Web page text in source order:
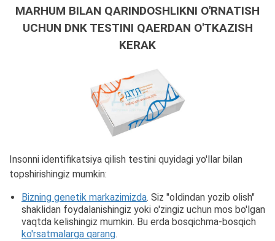
MARHUM BILAN QARINDOSHLIKNI O'RNATISH
UCHUN DNK TESTINI QAERDAN O'TKAZISH
KERAK
Insonni identifikatsiya qilish testini quyidagi yo'llar bilan
topshirishingiz mumkin:
Bizning genetik markazimizda. Siz "oldindan yozib olish"
shaklidan foydalanishingiz yoki o'zingiz uchun mos bo'lgan
vaqtda kelishingiz mumkin. Bu erda bosqichma-bosqich
ko'rsatmalarga qarang.